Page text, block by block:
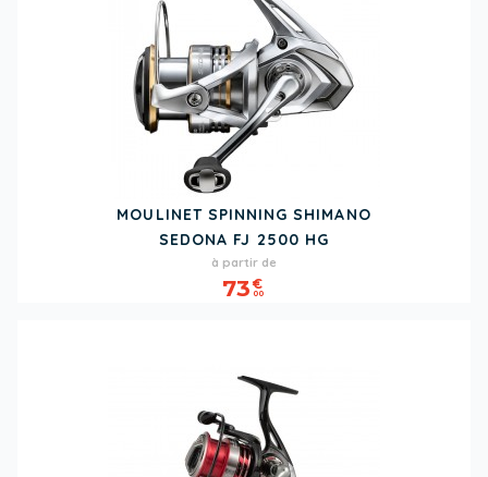
MOULINET SPINNING SHIMANO
SEDONA FJ 2500 HG
Prix
à partir de
73€
00